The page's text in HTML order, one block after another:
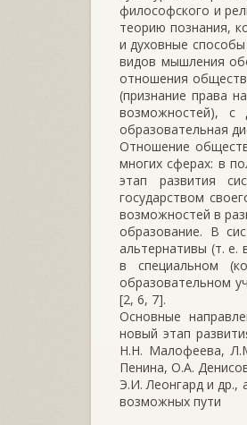
философского и
теорию познания,
и духовные
видов мышления
отношения
(признание права
возможностей), с
образовательная
Отношение
многих сферах: в
этап развития
государством
возможностей в
образование. В
альтернативы (т.
в специальном
образовательном
[2, 6, 7].
Основные
новый этап
Н.Н. Малофеева,
Пенина, О.А.
Э.И. Леонгард и др.,
возможных пути